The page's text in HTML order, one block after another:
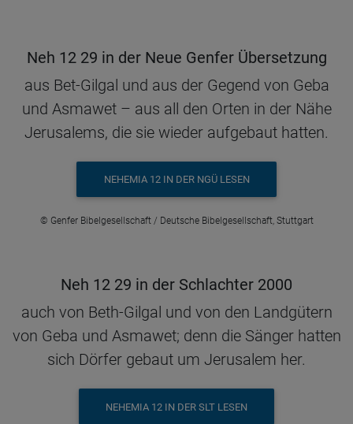
Neh 12 29 in der Neue Genfer Übersetzung
aus Bet-Gilgal und aus der Gegend von Geba
und Asmawet – aus all den Orten in der Nähe
Jerusalems, die sie wieder aufgebaut hatten.
NEHEMIA 12 IN DER NGÜ LESEN
© Genfer Bibelgesellschaft / Deutsche Bibelgesellschaft, Stuttgart
Neh 12 29 in der Schlachter 2000
auch von Beth-Gilgal und von den Landgütern
von Geba und Asmawet; denn die Sänger hatten
sich Dörfer gebaut um Jerusalem her.
NEHEMIA 12 IN DER SLT LESEN